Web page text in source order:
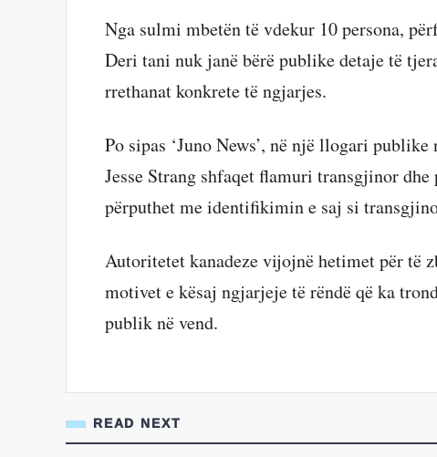
Nga sulmi mbetën të vdekur 10 persona,
Deri tani nuk janë bërë publike detaje të
rrethanat konkrete të ngjarjes.
Po sipas ‘Juno News’, në një llogari
Jesse Strang shfaqet flamuri transgjinor
përputhet me identifikimin e saj si
Autoritetet kanadeze vijojnë hetimet për të
motivet e kësaj ngjarjeje të rëndë që ka
publik në vend.
READ NEXT